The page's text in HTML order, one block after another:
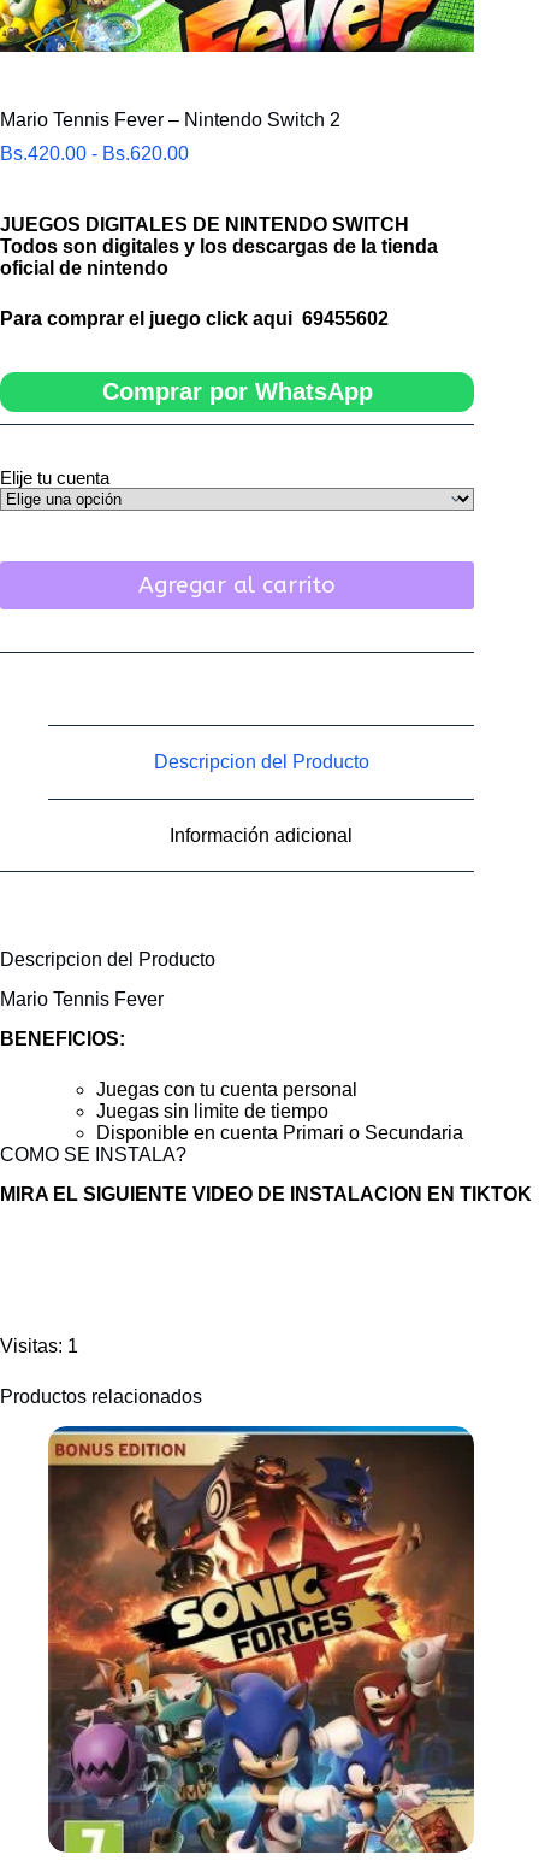
Mario Tennis Fever – Nintendo Switch 2
Bs.420.00 - Bs.620.00Rango
desde
Bs.420.00
hasta
JUEGOS DIGITALES DE NINTENDO SWITCH
Todos son digitales y los descargas de la tienda
oficial de nintendo
Para comprar el juego click aqui 69455602
Comprar por WhatsApp
Elije tu cuenta
Agregar al carrito
Descripcion del Producto
Información adicional
Descripcion del Producto
Mario Tennis Fever
BENEFICIOS:
Juegas con tu cuenta personal
Juegas sin limite de tiempo
Disponible en cuenta Primari o Secundaria
COMO SE INSTALA?
MIRA EL SIGUIENTE VIDEO DE INSTALACION EN TIKTOK
Visitas: 1
Productos relacionados